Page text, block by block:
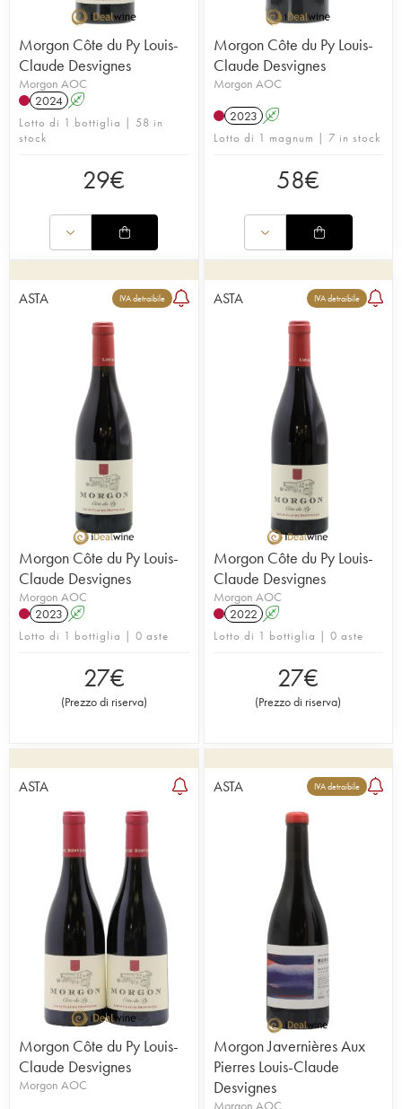
Morgon Côte du Py Louis-
Claude Desvignes
Morgon AOC
2024 A
Lotto di 1 bottiglia | 58 in
stock
29€
Morgon Côte du Py Louis-
Claude Desvignes
Morgon AOC
2023 A
Lotto di 1 magnum | 7 in stock
58€
ASTA IVA detraibile
Morgon Côte du Py Louis-
Claude Desvignes
Morgon AOC
2023 A
Lotto di 1 bottiglia | 0 aste
27€
(Prezzo di riserva)
ASTA IVA detraibile
Morgon Côte du Py Louis-
Claude Desvignes
Morgon AOC
2022 A
Lotto di 1 bottiglia | 0 aste
27€
(Prezzo di riserva)
ASTA
Morgon Côte du Py Louis-
Claude Desvignes
Morgon AOC
ASTA IVA detraibile
Morgon Javernières Aux
Pierres Louis-Claude
Desvignes
Morgon AOC